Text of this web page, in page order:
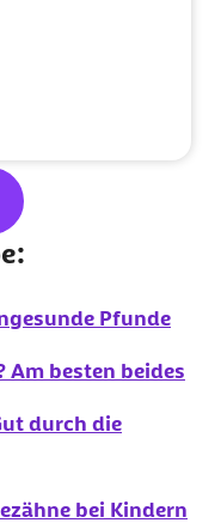
Wer es
und
zu
erheblich
Pfunde
besten beides
durch die
bei Kindern